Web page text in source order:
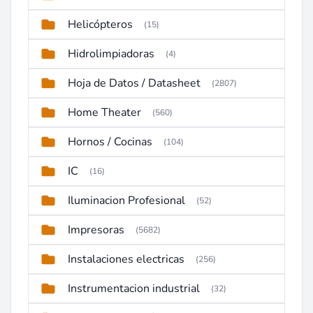
Helicópteros (15)
Hidrolimpiadoras (4)
Hoja de Datos / Datasheet (2807)
Home Theater (560)
Hornos / Cocinas (104)
IC (16)
Iluminacion Profesional (52)
Impresoras (5682)
Instalaciones electricas (256)
Instrumentacion industrial (32)